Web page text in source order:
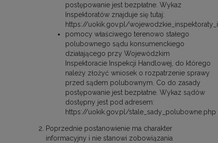
postępowanie jest bezpłatne. Wykaz
Inspektoratów znajduje się tutaj:
https://uokik.gov.pl/
pomocy właściwego terenowo stałego
polubownego sądu konsumenckiego
działającego przy Wojewódzkim
Inspektoracie Inspekcji Handlowej, do którego
należy złożyć wniosek o rozpatrzenie sprawy
przed sądem polubownym. Co do zasady
postępowanie jest bezpłatne. Wykaz sądów
dostępny jest pod adresem:
https://uokik.gov.pl/stale_sady_polubowne.php
Poprzednie postanowienie ma charakter
informacyjny i nie stanowi zobowiązania